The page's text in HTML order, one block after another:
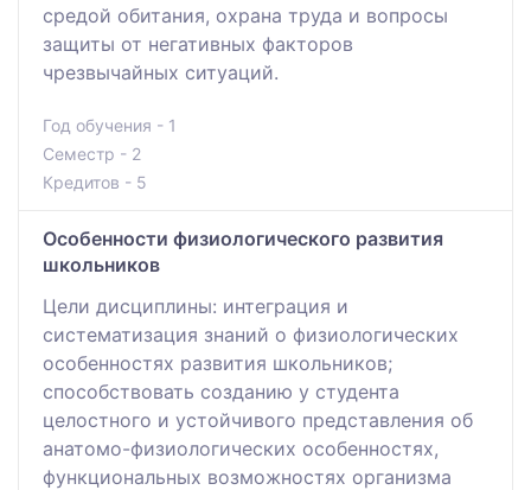
средой обитания, охрана труда и вопросы
защиты от негативных факторов
чрезвычайных ситуаций.
Год обучения - 1
Семестр - 2
Кредитов - 5
Особенности физиологического развития
школьников
Цели дисциплины: интеграция и
систематизация знаний о физиологических
особенностях развития школьников;
способствовать созданию у студента
целостного и устойчивого представления об
анатомо-физиологических особенностях,
функциональных возможностях организма